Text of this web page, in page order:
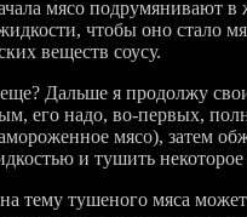
мясо подрумянивают в
чтобы оно стало
веществ соусу.
Дальше я продолжу
его надо, во-первых,
мясо), затем
и тушить
тему тушеного мяса